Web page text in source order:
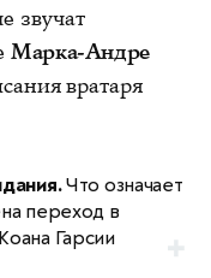
звучат
Марка-Андре
вратаря
Что означает
переход в
Гарсии